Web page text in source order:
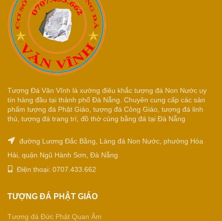
Tượng Đá Văn Vĩnh là xưởng điêu khắc tượng đá Non Nước uy
tín hàng đầu tại thành phố Đà Nẵng. Chuyên cung cấp các sản
phẩm tượng đá Phật Giáo, tượng đá Công Giáo, tượng đá linh
thú, tượng đá trang trí, đồ thờ cúng bằng đá tại Đà Nẵng
đường Lương Đắc Bằng, Làng đá Non Nước, phường Hòa
Hải, quận Ngũ Hành Sơn, Đà Nẵng
Điện thoại: 0707.433.662
TƯỢNG ĐÁ PHẬT GIÁO
Tượng đá Đức Phật Quan Âm